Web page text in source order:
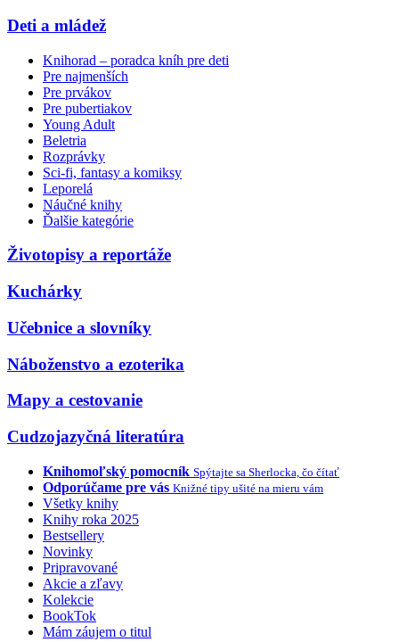
Deti a mládež
Knihorad – poradca kníh pre deti
Pre najmenších
Pre prvákov
Pre pubertiakov
Young Adult
Beletria
Rozprávky
Sci-fi, fantasy a komiksy
Leporelá
Náučné knihy
Ďalšie kategórie
Životopisy a reportáže
Kuchárky
Učebnice a slovníky
Náboženstvo a ezoterika
Mapy a cestovanie
Cudzojazyčná literatúra
Knihomoľský pomocník Spýtajte sa Sherlocka, čo čítať
Odporúčame pre vás Knižné tipy ušité na mieru vám
Všetky knihy
Knihy roka 2025
Bestsellery
Novinky
Pripravované
Akcie a zľavy
Kolekcie
BookTok
Mám záujem o titul